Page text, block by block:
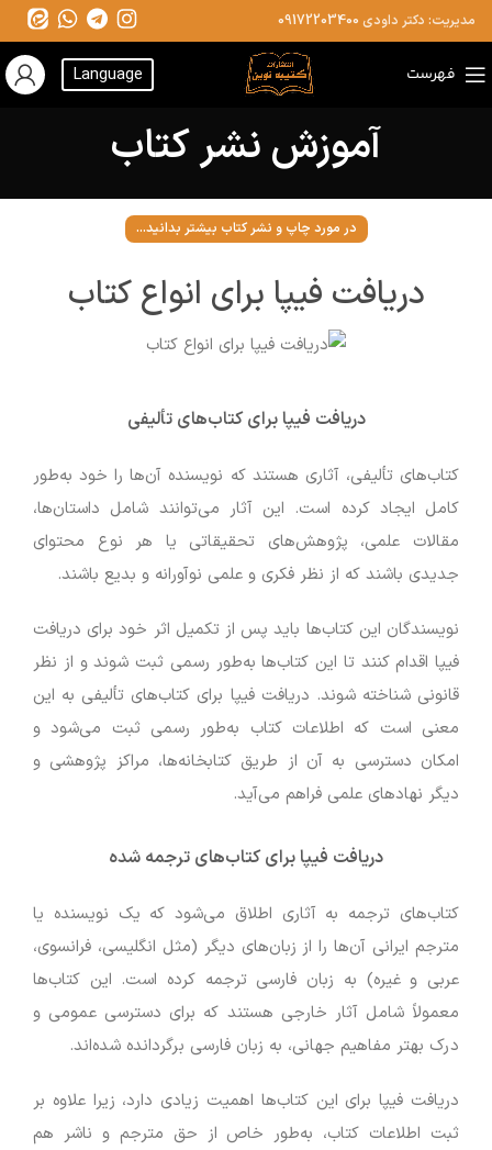
مدیریت: دکتر داودی 09172203400
فهرست Language
آموزش نشر کتاب
در مورد چاپ و نشر کتاب بیشتر بدانید...
دریافت فیپا برای انواع کتاب
دریافت فیپا برای کتاب‌های تألیفی
کتاب‌های تألیفی، آثاری هستند که نویسنده آن‌ها را خود به‌طور
کامل ایجاد کرده است. این آثار می‌توانند شامل داستان‌ها،
مقالات علمی، پژوهش‌های تحقیقاتی یا هر نوع محتوای
جدیدی باشند که از نظر فکری و علمی نوآورانه و بدیع باشند.
نویسندگان این کتاب‌ها باید پس از تکمیل اثر خود برای دریافت
فیپا اقدام کنند تا این کتاب‌ها به‌طور رسمی ثبت شوند و از نظر
قانونی شناخته شوند. دریافت فیپا برای کتاب‌های تألیفی به این
معنی است که اطلاعات کتاب به‌طور رسمی ثبت می‌شود و
امکان دسترسی به آن از طریق کتابخانه‌ها، مراکز پژوهشی و
دیگر نهادهای علمی فراهم می‌آید.
دریافت فیپا برای کتاب‌های ترجمه شده
کتاب‌های ترجمه به آثاری اطلاق می‌شود که یک نویسنده یا
مترجم ایرانی آن‌ها را از زبان‌های دیگر (مثل انگلیسی، فرانسوی،
عربی و غیره) به زبان فارسی ترجمه کرده است. این کتاب‌ها
معمولاً شامل آثار خارجی هستند که برای دسترسی عمومی و
درک بهتر مفاهیم جهانی، به زبان فارسی برگردانده شده‌اند.
دریافت فیپا برای این کتاب‌ها اهمیت زیادی دارد، زیرا علاوه بر
ثبت اطلاعات کتاب، به‌طور خاص از حق مترجم و ناشر هم